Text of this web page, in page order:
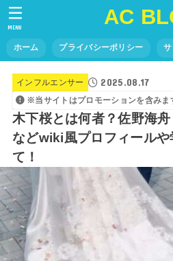
AC
ホーム プライバシーポリシー
MENU
インフルエンサー 2025.08.17
※当サイトはプロモーションを含みま
木下桜とは何者？佐野海
などwiki風プロフィールや
て！